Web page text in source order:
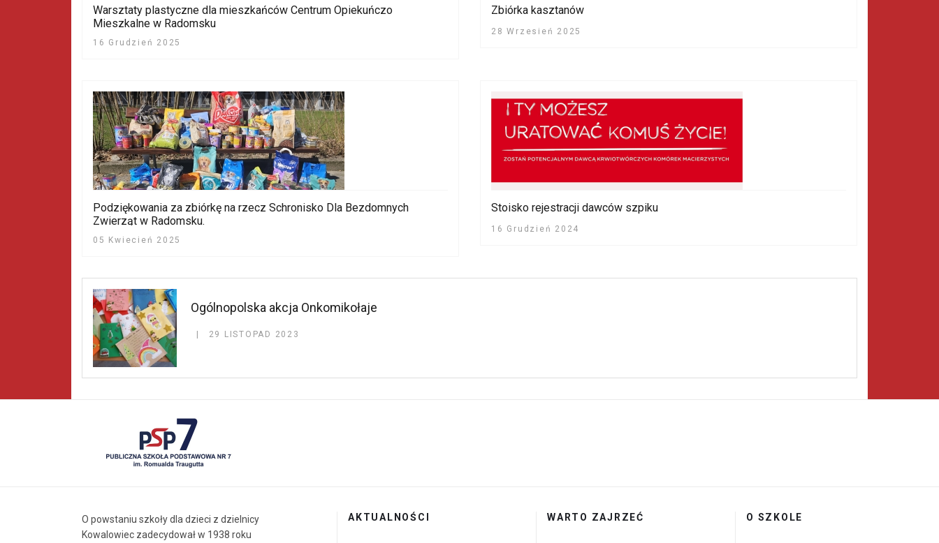
Warsztaty plastyczne dla mieszkańców Centrum Opiekuńczo
Mieszkalne w Radomsku
16 Grudzień 2025
Zbiórka kasztanów
28 Wrzesień 2025
Podziękowania za zbiórkę na rzecz Schronisko Dla Bezdomnych
Zwierząt w Radomsku.
05 Kwiecień 2025
Stoisko rejestracji dawców szpiku
16 Grudzień 2024
Ogólnopolska akcja Onkomikołaje
29 LISTOPAD 2023
O powstaniu szkoły dla dzieci z dzielnicy
Kowalowiec zadecydował w 1938 roku
AKTUALNOŚCI WARTO ZAJRZEĆ O SZKOLE